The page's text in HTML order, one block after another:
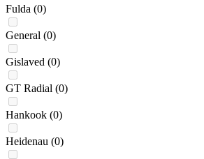
Fulda (0)
General (0)
Gislaved (0)
GT Radial (0)
Hankook (0)
Heidenau (0)